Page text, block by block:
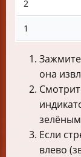
2
1
она
Если
влево